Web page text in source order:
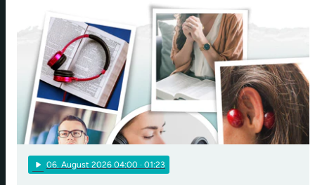
play_arrow 06. August 2026 04:00 · 01:23